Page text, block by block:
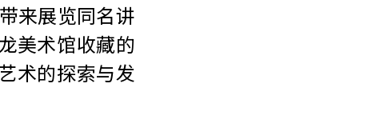
来展览同名讲
美术馆收藏的
术的探索与发